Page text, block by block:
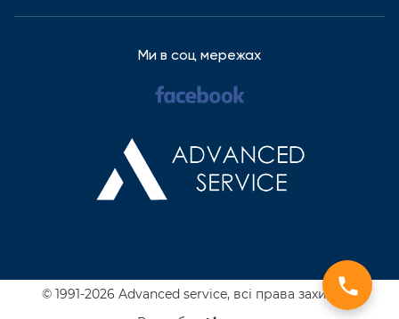
Ми в соц мережах
© 1991-2026 Advanced service, всі права захищені